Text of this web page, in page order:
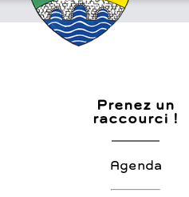
Prenez un
raccourci !
Agenda